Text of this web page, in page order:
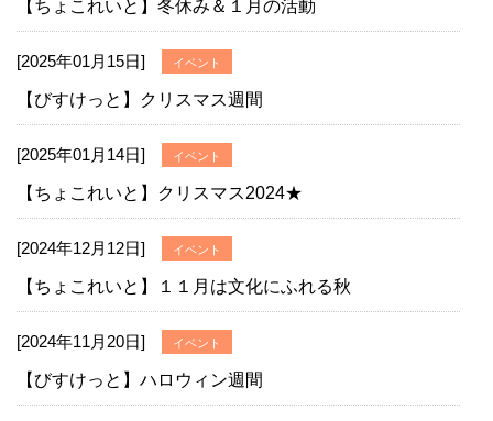
【ちょこれいと】冬休み＆１月の活動
[2025年01月15日] イベント
【びすけっと】クリスマス週間
[2025年01月14日] イベント
【ちょこれいと】クリスマス2024★
[2024年12月12日] イベント
【ちょこれいと】１１月は文化にふれる秋
[2024年11月20日] イベント
【びすけっと】ハロウィン週間